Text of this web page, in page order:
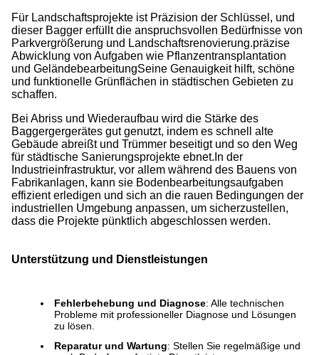
Für Landschaftsprojekte ist Präzision der Schlüssel, und
dieser Bagger erfüllt die anspruchsvollen Bedürfnisse von
Parkvergrößerung und Landschaftsrenovierung.präzise
Abwicklung von Aufgaben wie Pflanzentransplantation
und GeländebearbeitungSeine Genauigkeit hilft, schöne
und funktionelle Grünflächen in städtischen Gebieten zu
schaffen.
Bei Abriss und Wiederaufbau wird die Stärke des
Baggergergerätes gut genutzt, indem es schnell alte
Gebäude abreißt und Trümmer beseitigt und so den Weg
für städtische Sanierungsprojekte ebnet.In der
Industrieinfrastruktur, vor allem während des Bauens von
Fabrikanlagen, kann sie Bodenbearbeitungsaufgaben
effizient erledigen und sich an die rauen Bedingungen der
industriellen Umgebung anpassen, um sicherzustellen,
dass die Projekte pünktlich abgeschlossen werden.
Unterstützung und Dienstleistungen
Fehlerbehebung und Diagnose: Alle technischen
Probleme mit professioneller Diagnose und Lösungen
zu lösen.
Reparatur und Wartung: Stellen Sie regelmäßige und